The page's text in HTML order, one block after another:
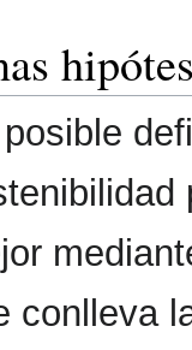
conlleva